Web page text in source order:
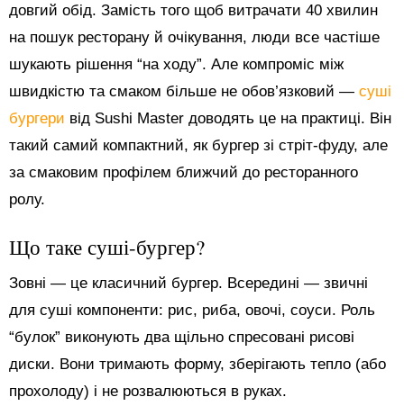
довгий обід. Замість того щоб витрачати 40 хвилин
на пошук ресторану й очікування, люди все частіше
шукають рішення “на ходу”. Але компроміс між
швидкістю та смаком більше не обов’язковий — суші
бургери від Sushi Master доводять це на практиці. Він
такий самий компактний, як бургер зі стріт-фуду, але
за смаковим профілем ближчий до ресторанного
ролу.
Що таке суші-бургер?
Зовні — це класичний бургер. Всередині — звичні
для суші компоненти: рис, риба, овочі, соуси. Роль
“булок” виконують два щільно спресовані рисові
диски. Вони тримають форму, зберігають тепло (або
прохолоду) і не розвалюються в руках.